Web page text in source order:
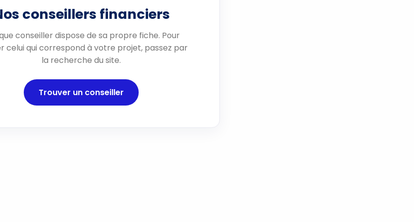
conseillers financiers
conseiller dispose de sa propre fiche. Pour
celui qui correspond à votre projet, passez par
la recherche du site.
Trouver un conseiller